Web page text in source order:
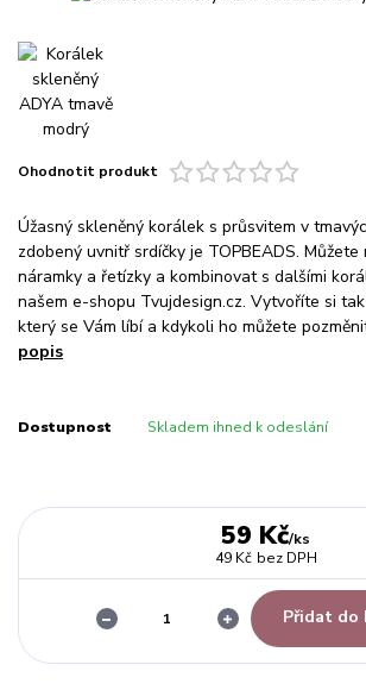
Ohodnotit produkt
Úžasný skleněný korálek s průsvitem v
zdobený uvnitř srdíčky je TOPBEADS.
náramky a řetízky a kombinovat s dalšími
našem e-shopu Tvujdesign.cz. Vytvoříte si
který se Vám líbí a kdykoli ho můžete
popis
Dostupnost Skladem ihned k odeslání
59 Kč/ks
49 Kč bez DPH
Přidat do